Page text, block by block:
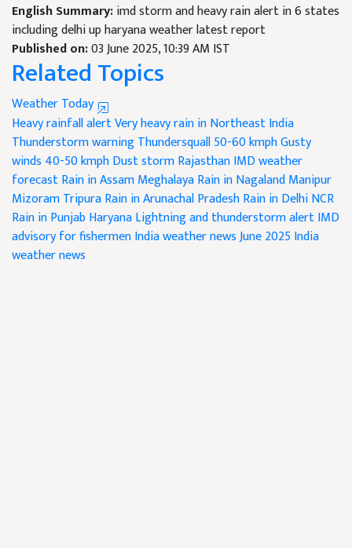
English Summary:imd storm and heavy rain alert in 6 states
including delhi up haryana weather latest report
Published on:03 June 2025, 10:39 AM IST
Related Topics
Weather Today
Heavy rainfall alertVery heavy rain in Northeast India
Thunderstorm warningThundersquall 50-60 kmphGusty
winds 40-50 kmphDust storm RajasthanIMD weather
forecastRain in Assam MeghalayaRain in Nagaland Manipur
Mizoram TripuraRain in Arunachal PradeshRain in Delhi NCR
Rain in Punjab HaryanaLightning and thunderstorm alertIMD
advisory for fishermenIndia weather news June 2025India
weather news